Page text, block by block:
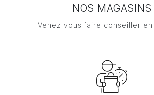
NOS MAGASINS
Venez vous faire conseiller en